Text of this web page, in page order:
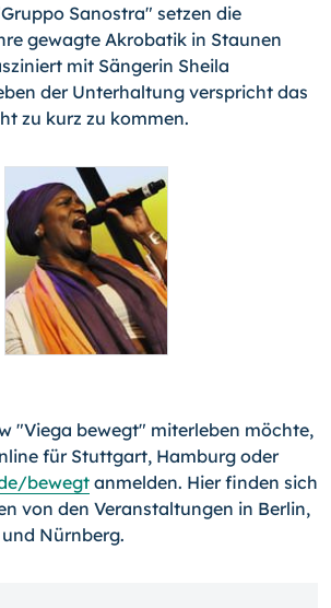
Sanostra" setzen die
gewagte Akrobatik in Staunen
mit Sängerin Sheila
der Unterhaltung verspricht das
zu kurz zu kommen.
"Viega bewegt" miterleben möchte,
für Stuttgart, Hamburg oder
bewegt anmelden. Hier finden sich
von den Veranstaltungen in Berlin,
Nürnberg.